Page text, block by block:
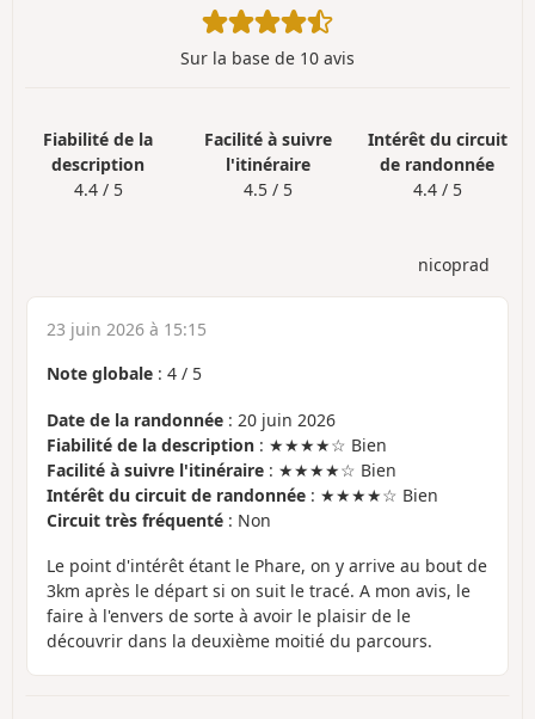
Sur la base de 10 avis
Fiabilité de la
description
4.4 / 5
Facilité à suivre
l'itinéraire
4.5 / 5
Intérêt du circuit
de randonnée
4.4 / 5
nicoprad
23 juin 2026 à 15:15
Note globale : 4 / 5
Date de la randonnée : 20 juin 2026
Fiabilité de la description : ★★★★☆ Bien
Facilité à suivre l'itinéraire : ★★★★☆ Bien
Intérêt du circuit de randonnée : ★★★★☆ Bien
Circuit très fréquenté : Non
Le point d'intérêt étant le Phare, on y arrive au bout de
3km après le départ si on suit le tracé. A mon avis, le
faire à l'envers de sorte à avoir le plaisir de le
découvrir dans la deuxième moitié du parcours.